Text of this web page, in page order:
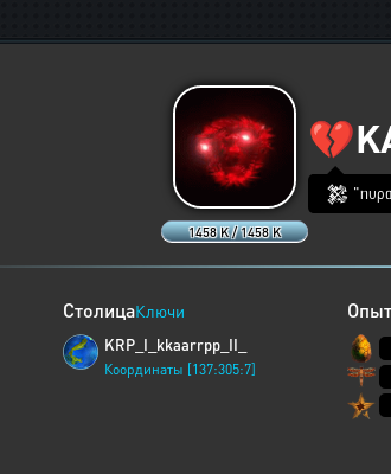
1458 K / 1458 K
💔
𒄆
СтолицаКлючи
KRP_I_kkaarrpp_II_
Координаты [137:305:7]
Опыт